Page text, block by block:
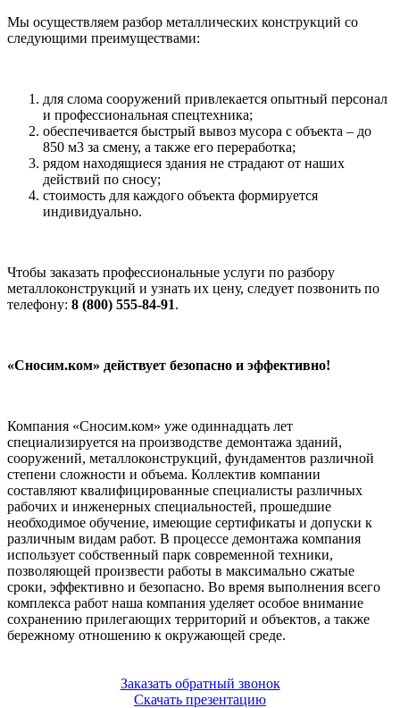
Мы осуществляем разбор металлических конструкций со
следующими преимуществами:
для слома сооружений привлекается опытный персонал
и профессиональная спецтехника;
обеспечивается быстрый вывоз мусора с объекта – до
850 м3 за смену, а также его переработка;
рядом находящиеся здания не страдают от наших
действий по сносу;
стоимость для каждого объекта формируется
индивидуально.
Чтобы заказать профессиональные услуги по разбору
металлоконструкций и узнать их цену, следует позвонить по
телефону: 8 (800) 555-84-91.
«Сносим.ком» действует безопасно и эффективно!
Компания «Сносим.ком» уже одиннадцать лет
специализируется на производстве демонтажа зданий,
сооружений, металлоконструкций, фундаментов различной
степени сложности и объема. Коллектив компании
составляют квалифицированные специалисты различных
рабочих и инженерных специальностей, прошедшие
необходимое обучение, имеющие сертификаты и допуски к
различным видам работ. В процессе демонтажа компания
использует собственный парк современной техники,
позволяющей произвести работы в максимально сжатые
сроки, эффективно и безопасно. Во время выполнения всего
комплекса работ наша компания уделяет особое внимание
сохранению прилегающих территорий и объектов, а также
бережному отношению к окружающей среде.
Заказать обратный звонок
Скачать презентацию